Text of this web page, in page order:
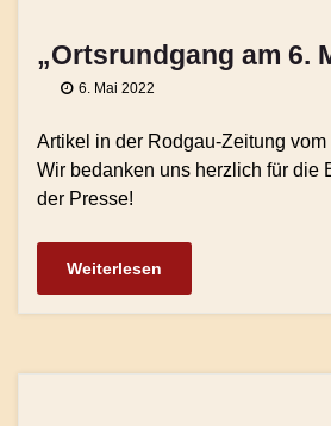
„Ortsrundgang am 6.
6. Mai 2022
Artikel in der Rodgau-Zeitung vom
Wir bedanken uns herzlich für die
der Presse!
Weiterlesen